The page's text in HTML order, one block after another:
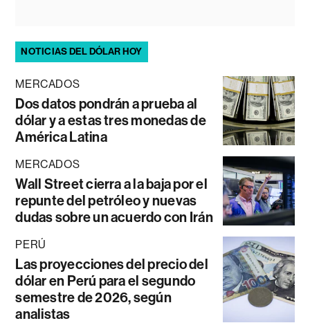
NOTICIAS DEL DÓLAR HOY
MERCADOS
Dos datos pondrán a prueba al
dólar y a estas tres monedas de
América Latina
MERCADOS
Wall Street cierra a la baja por el
repunte del petróleo y nuevas
dudas sobre un acuerdo con Irán
PERÚ
Las proyecciones del precio del
dólar en Perú para el segundo
semestre de 2026, según
analistas